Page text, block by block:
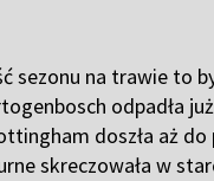
sezonu na trawie to
odpadła
doszła aż do
skreczowała w